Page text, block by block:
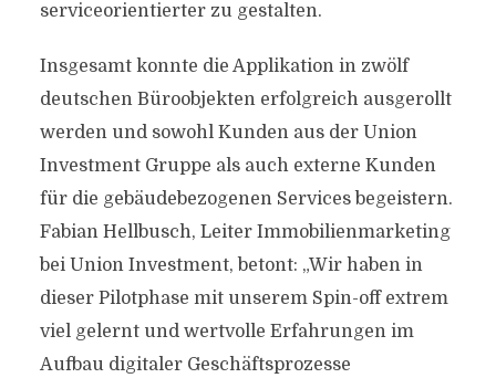
serviceorientierter zu gestalten.
Insgesamt konnte die Applikation in zwölf
deutschen Büroobjekten erfolgreich ausgerollt
werden und sowohl Kunden aus der Union
Investment Gruppe als auch externe Kunden
für die gebäudebezogenen Services begeistern.
Fabian Hellbusch, Leiter Immobilienmarketing
bei Union Investment, betont: „Wir haben in
dieser Pilotphase mit unserem Spin-off extrem
viel gelernt und wertvolle Erfahrungen im
Aufbau digitaler Geschäftsprozesse